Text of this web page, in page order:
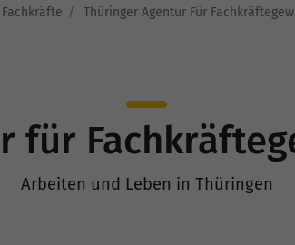
Fachkräfte Thüringer Agentur Für
für
Arbeiten und Leben in Thüringen